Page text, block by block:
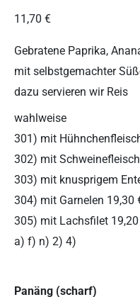
11,70 €
Gebratene Paprika,
mit selbstgemachter
dazu servieren wir Reis
wahlweise
301) mit
302) mit
303) mit knusprigem
304) mit Garnelen 19,30
305) mit Lachsfilet
a) f) n) 2) 4)
Panäng (scharf)